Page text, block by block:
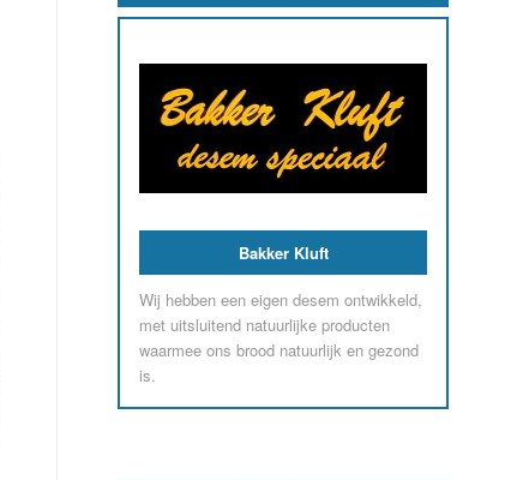
Bakker Kluft
Wij hebben een eigen desem ontwikkeld,
met uitsluitend natuurlijke producten
waarmee ons brood natuurlijk en gezond
is.